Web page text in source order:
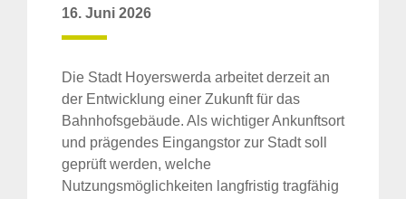
16. Juni 2026
Die Stadt Hoyerswerda arbeitet derzeit an
der Entwicklung einer Zukunft für das
Bahnhofsgebäude. Als wichtiger Ankunftsort
und prägendes Eingangstor zur Stadt soll
geprüft werden, welche
Nutzungsmöglichkeiten langfristig tragfähig